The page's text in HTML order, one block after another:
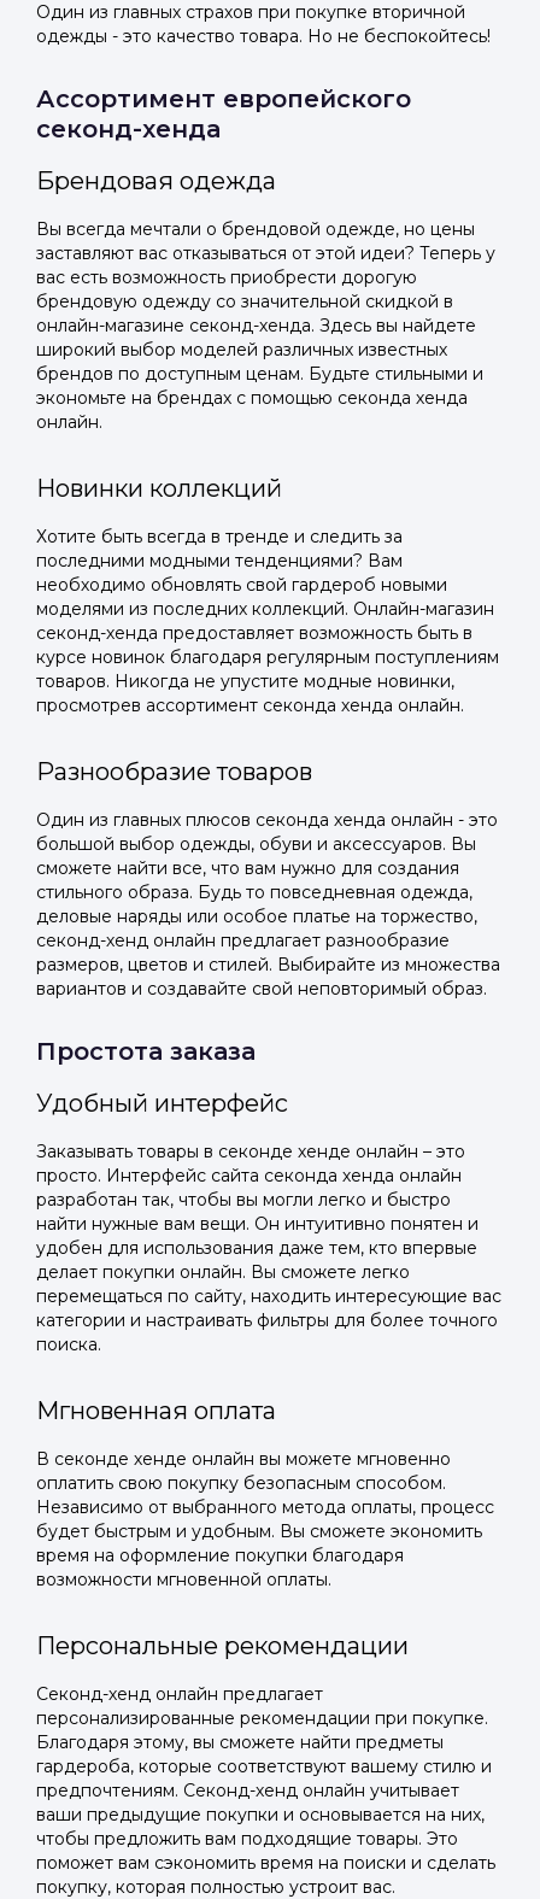
Один из главных страхов при покупке вторичной
одежды - это качество товара. Но не беспокойтесь!
Ассортимент европейского
секонд-хенда
Брендовая одежда
Вы всегда мечтали о брендовой одежде, но цены
заставляют вас отказываться от этой идеи? Теперь у
вас есть возможность приобрести дорогую
брендовую одежду со значительной скидкой в
онлайн-магазине секонд-хенда. Здесь вы найдете
широкий выбор моделей различных известных
брендов по доступным ценам. Будьте стильными и
экономьте на брендах с помощью секонда хенда
онлайн.
Новинки коллекций
Хотите быть всегда в тренде и следить за
последними модными тенденциями? Вам
необходимо обновлять свой гардероб новыми
моделями из последних коллекций. Онлайн-магазин
секонд-хенда предоставляет возможность быть в
курсе новинок благодаря регулярным поступлениям
товаров. Никогда не упустите модные новинки,
просмотрев ассортимент секонда хенда онлайн.
Разнообразие товаров
Один из главных плюсов секонда хенда онлайн - это
большой выбор одежды, обуви и аксессуаров. Вы
сможете найти все, что вам нужно для создания
стильного образа. Будь то повседневная одежда,
деловые наряды или особое платье на торжество,
секонд-хенд онлайн предлагает разнообразие
размеров, цветов и стилей. Выбирайте из множества
вариантов и создавайте свой неповторимый образ.
Простота заказа
Удобный интерфейс
Заказывать товары в секонде хенде онлайн – это
просто. Интерфейс сайта секонда хенда онлайн
разработан так, чтобы вы могли легко и быстро
найти нужные вам вещи. Он интуитивно понятен и
удобен для использования даже тем, кто впервые
делает покупки онлайн. Вы сможете легко
перемещаться по сайту, находить интересующие вас
категории и настраивать фильтры для более точного
поиска.
Мгновенная оплата
В секонде хенде онлайн вы можете мгновенно
оплатить свою покупку безопасным способом.
Независимо от выбранного метода оплаты, процесс
будет быстрым и удобным. Вы сможете экономить
время на оформление покупки благодаря
возможности мгновенной оплаты.
Персональные рекомендации
Секонд-хенд онлайн предлагает
персонализированные рекомендации при покупке.
Благодаря этому, вы сможете найти предметы
гардероба, которые соответствуют вашему стилю и
предпочтениям. Секонд-хенд онлайн учитывает
ваши предыдущие покупки и основывается на них,
чтобы предложить вам подходящие товары. Это
поможет вам сэкономить время на поиски и сделать
покупку, которая полностью устроит вас.